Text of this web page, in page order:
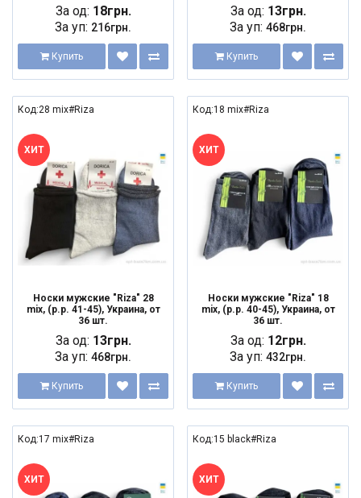
За од: 18грн.
За уп: 216грн.
Купить
За од: 13грн.
За уп: 468грн.
Купить
Код:28 mix#Riza
ХИТ
Носки мужские "Riza" 28
mix, (р.р. 41-45), Украина, от
36 шт.
За од: 13грн.
За уп: 468грн.
Купить
Код:18 mix#Riza
ХИТ
Носки мужские "Riza" 18
mix, (р.р. 40-45), Украина, от
36 шт.
За од: 12грн.
За уп: 432грн.
Купить
Код:17 mix#Riza
ХИТ
Код:15 black#Riza
ХИТ